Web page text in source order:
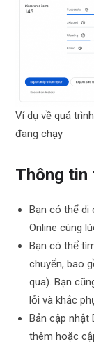
Ví dụ về quá
đang chạy
Thông tin
Bạn có thể di
Online cùng
Bạn có thể
chuyển, bao
qua). Bạn
lỗi và khắc
Bản cập
thêm hoặc